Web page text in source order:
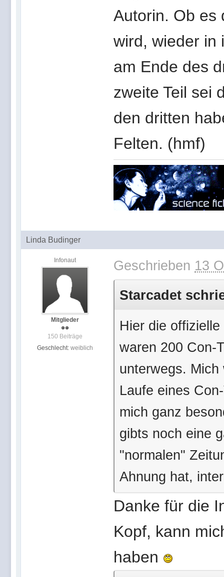
Autorin. Ob es
wird, wieder in
am Ende des
zweite Teil sei
den dritten
Felten. (hmf)
Linda Budinger
Infonaut
Mitglieder
150 Beiträge
Geschlecht: weiblich
Geschrieben 13
Starcadet
Hier die
waren 200 Con-
unterwegs.
Laufe eines
mich ganz
gibts noch eine
"normalen"
Ahnung hat,
Danke für die
Kopf, kann
haben